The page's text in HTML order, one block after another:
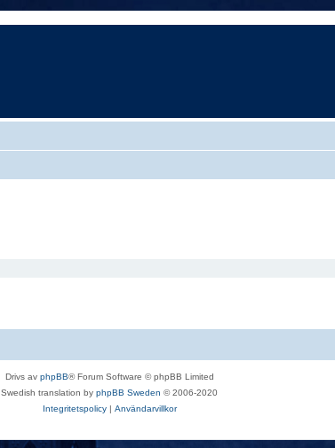
Drivs av phpBB® Forum Software © phpBB Limited
Swedish translation by phpBB Sweden © 2006-2020
Integritetspolicy| Användarvillkor